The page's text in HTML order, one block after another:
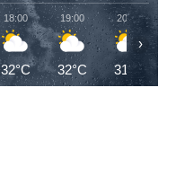
18:00
32°C
19:00
32°C
20:00
31°C
›